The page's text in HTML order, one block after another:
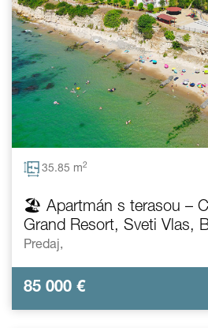
35.85 m2
🏖️ Apartmán s terasou –
Grand Resort, Sveti Vlas,
Predaj,
85 000 €